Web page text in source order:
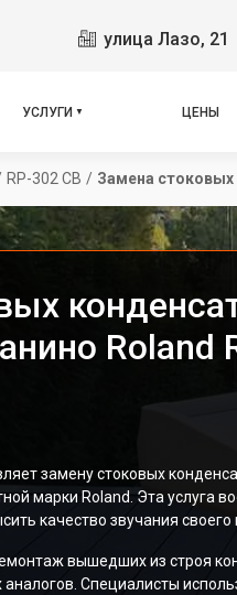
улица Лазо, 21
УСЛУГИ ЦЕНЫ
RP-302 CB / Замена
Roland
замену стоковых
марки Roland. Эта услуга
качество звучания своего
вышедших из строя
аналогов. Специалисты